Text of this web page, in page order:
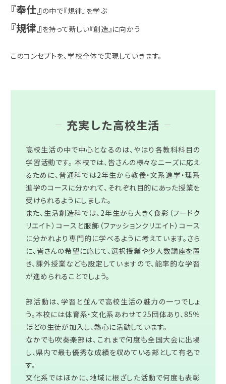
『奉仕』の中で『規律』を学ぶ
『規律』を持って新しい『創造』に向かう
このコンセプトを、学校全体で実現していきます。
充実した高校生活
高校生活の中で中心となるのは、やはり各教科科目の
学習活動です。 本校では、皆さんの様々なニーズに応え
るために、普通科では2年生から教養・文系進学・理系
進学のコースに分かれて、それぞれ目的にあった授業を
受けられるようにしました。
また、生活創造科では、2年生から大きく食彩（フードク
リエイト）コースと服飾（ファッションクリエイト）コース
に分かれより専門的に学べるように考えています。さら
に、皆さんの希望に応じて、選択授業や少人数講座を置
き、課外授業なども設定していますので、能率的な学習
が進められることでしょう。
部活動は、学習と並んで高校生活の魅力の一つでしょ
う。本校には体育系・文化系あわせて25団体あり、85％
ほどの生徒が加入し、熱心に活動しています。
なかでも吹奏楽部は、これまで何度も全国大会に出場
し、県内で最も優秀な成績を収めている部として有名で
す。
文化系ではほかに、地域に根ざした活動で何度も表彰